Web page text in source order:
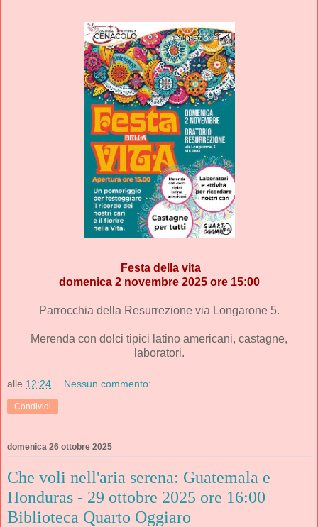
Festa della vita
domenica 2 novembre 2025 ore 15:00
Parrocchia della Resurrezione via Longarone 5.
Merenda con dolci tipici latino americani, castagne,
laboratori.
alle 12:24 Nessun commento:
Condividi
domenica 26 ottobre 2025
Che voli nell'aria serena: Guatemala e
Honduras - 29 ottobre 2025 ore 16:00
Biblioteca Quarto Oggiaro